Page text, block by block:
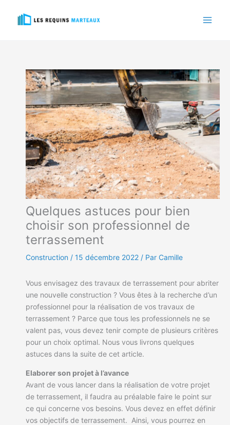
Quelques astuces pour bien
choisir son professionnel de
terrassement
Construction / 15 décembre 2022 / Par Camille
Vous envisagez des travaux de terrassement pour abriter
une nouvelle construction ? Vous êtes à la recherche d’un
professionnel pour la réalisation de vos travaux de
terrassement ? Parce que tous les professionnels ne se
valent pas, vous devez tenir compte de plusieurs critères
pour un choix optimal. Nous vous livrons quelques
astuces dans la suite de cet article.
Elaborer son projet à l’avance
Avant de vous lancer dans la réalisation de votre projet
de terrassement, il faudra au préalable faire le point sur
ce qui concerne vos besoins. Vous devez en effet définir
vos objectifs de terrassement. Ainsi, vous pourrez en